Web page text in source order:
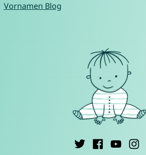
Vornamen Blog